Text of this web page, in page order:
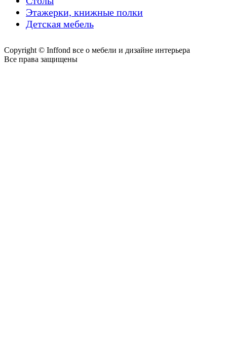
Этажерки, книжные полки
Детская мебель
Copyright © Inffond все о мебели и дизайне интерьера
Все права защищены